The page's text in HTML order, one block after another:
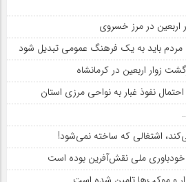
اربعین در مرز خسروی
مردم باید به یک فرهنگ عمومی تبدیل شود
زوار اربعین در کرمانشاه
احتمال نفوذ غبار به نواحی مرزی استان
اشتغالی که ساخته نمی‌شود!
ملی نقش‌آفرین بوده است